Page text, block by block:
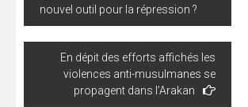
l’article
nouvel outil pour la répression ?
En dépit des efforts affichés les
violences anti-musulmanes se
propagent dans l’Arakan